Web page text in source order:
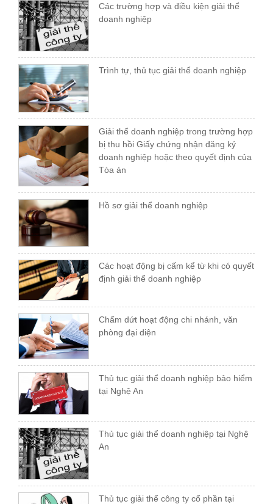
Các trường hợp và điều kiện giải thể
doanh nghiệp
Trình tự, thủ tục giải thể doanh nghiệp
Giải thể doanh nghiệp trong trường hợp
bị thu hồi Giấy chứng nhận đăng ký
doanh nghiệp hoặc theo quyết định của
Tòa án
Hồ sơ giải thể doanh nghiệp
Các hoạt động bị cấm kể từ khi có quyết
định giải thể doanh nghiệp
Chấm dứt hoạt động chi nhánh, văn
phòng đại diện
Thủ tục giải thể doanh nghiệp bảo hiểm
tại Nghệ An
Thủ tục giải thể doanh nghiệp tại Nghệ
An
Thủ tục giải thể công ty cổ phần tại